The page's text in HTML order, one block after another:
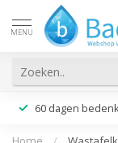
MENU
60 dagen